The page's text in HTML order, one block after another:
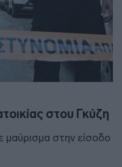
στου Γκύζη
στην είσοδο